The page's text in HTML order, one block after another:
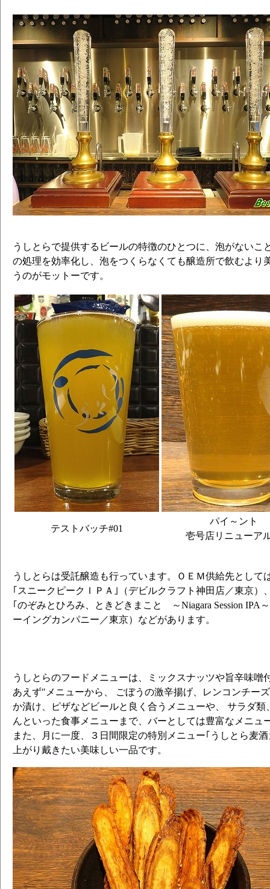
#111 ファースト･インパクト
#112 シン･セゾン （セゾン）
#113 Virgin Trip IPA
#114 レモンましましウィット （ベルジ
#115 秋の始まりのダブルＩＰＡ （ダブ
ール）
#116 夏の終わりのセッション
#117 サワー･オブ･ラブ ～ニライカナイ
#118 桃色吐息
#119 おかえりピルス （ピルスナー）
#120 はとぽっぽエール ▼
#121 はとぽっぽラガー
#122 結果的にアンバー
#123 アゲインスト
#125 温故知新ＩＰＡ （インディア ペ
#126 今、あえてのケルシュ （ケルシュ
#126 パイ～ント （パイナップルエール
#128 鋼鉄のブラック （ジャーマンスタ
ル）
#130 イートハーブ （ベルジャンスタ
#131 ホップの道も一歩から （ベルジ
#132 百花繚乱 ～下面～
#133 百花繚乱 ～上面～
#134 すっぱいは成功のもと
#135 ふんわりモザイク （アメリカン
#136 労働者ＩＰＡ （インディア ペー
#137 マシマシの黒 16' ～冬～ （バルチ
#139 米白折衷ＩＰＡ （ベルジャン イ
うしとらで提供するビールの特徴のひとつに、泡がないこ
の処理を効率化し、泡をつくらなくても醸造所で飲むより
うのがモットーです。
テストバッチ#01
パイ～ント
壱号店リニューア
うしとらは受託醸造も行っています。ＯＥＭ供給先として
｢スニークピークＩＰＡ｣（デビルクラフト神田店／東京）
｢のぞみとひろみ、ときどきまこと ～Niagara Session IPA
ーイングカンパニー／東京）などがあります。
うしとらのフードメニューは、ミックスナッツや旨辛味噌
あえず"メニューから、 ごぼうの激辛揚げ、レンコンチー
か漬け、ピザなどビールと良く合うメニューや、 サラダ類
んといった食事メニューまで、バーとしては豊富なメニュ
また、月に一度、３日間限定の特別メニュー｢うしとら麦
上がり戴きたい美味しい一品です。